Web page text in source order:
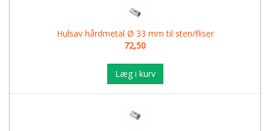
Hulsav hårdmetal Ø 33 mm til sten/fliser
72,50
Læg i kurv